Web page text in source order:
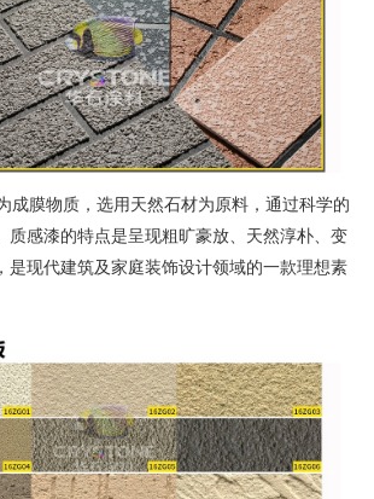
膜物质，选用天然石材为原料，通过科学的
质感漆的特点是呈现粗旷豪放、天然淳朴、变
是现代建筑及家庭装饰设计领域的一款理想素